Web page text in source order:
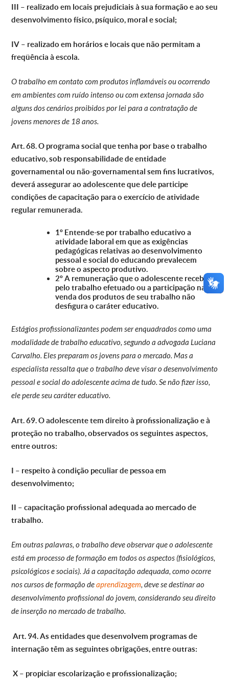
III – realizado em locais prejudiciais à sua formação e ao seu
desenvolvimento físico, psíquico, moral e social;
IV – realizado em horários e locais que não permitam a
freqüência à escola.
O trabalho em contato com produtos inflamáveis ou ocorrendo
em ambientes com ruído intenso ou com extensa jornada são
alguns dos cenários proibidos por lei para a contratação de
jovens menores de 18 anos.
Art. 68. O programa social que tenha por base o trabalho
educativo, sob responsabilidade de entidade
governamental ou não-governamental sem fins lucrativos,
deverá assegurar ao adolescente que dele participe
condições de capacitação para o exercício de atividade
regular remunerada.
1º Entende-se por trabalho educativo a
atividade laboral em que as exigências
pedagógicas relativas ao desenvolvimento
pessoal e social do educando prevalecem
sobre o aspecto produtivo.
2º A remuneração que o adolescente recebe
pelo trabalho efetuado ou a participação na
venda dos produtos de seu trabalho não
desfigura o caráter educativo.
Estágios profissionalizantes podem ser enquadrados como uma
modalidade de trabalho educativo, segundo a advogada Luciana
Carvalho. Eles preparam os jovens para o mercado. Mas a
especialista ressalta que o trabalho deve visar o desenvolvimento
pessoal e social do adolescente acima de tudo. Se não fizer isso,
ele perde seu caráter educativo.
Art. 69. O adolescente tem direito à profissionalização e à
proteção no trabalho, observados os seguintes aspectos,
entre outros:
I – respeito à condição peculiar de pessoa em
desenvolvimento;
II – capacitação profissional adequada ao mercado de
trabalho.
Em outras palavras, o trabalho deve observar que o adolescente
está em processo de formação em todos os aspectos (fisiológicos,
psicológicos e sociais). Já a capacitação adequada, como ocorre
nos cursos de formação deaprendizagem, deve se destinar ao
desenvolvimento profissional do jovem, considerando seu direito
de inserção no mercado de trabalho.
Art. 94. As entidades que desenvolvem programas de
internação têm as seguintes obrigações, entre outras:
X – propiciar escolarização e profissionalização;